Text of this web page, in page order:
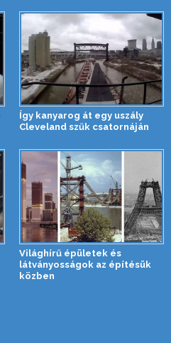
Így kanyarog át egy uszály
Cleveland szűk csatornáján
Világhírű épületek és
látványosságok az építésük
közben